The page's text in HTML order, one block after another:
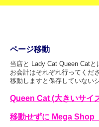
ページ移動
当店と Lady Cat Queen Catと
お会計はそれぞれ行ってくださ
移動しますと保存していない
Queen Cat (大きいサイ
移動せずに Mega Shop